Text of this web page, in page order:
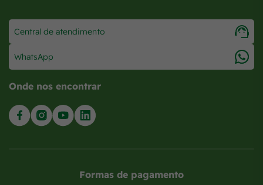
Central de atendimento
WhatsApp
Onde nos encontrar
Formas de pagamento